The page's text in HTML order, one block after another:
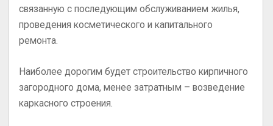
связанную с последующим обслуживанием жилья,
проведения косметического и капитального
ремонта.
Наиболее дорогим будет строительство кирпичного
загородного дома, менее затратным – возведение
каркасного строения.